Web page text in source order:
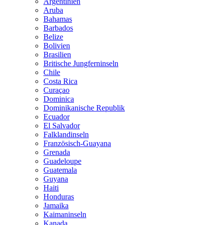
Aruba
Bahamas
Barbados
Belize
Bolivien
Brasilien
Britische Jungferninseln
Chile
Costa Rica
Curaçao
Dominica
Dominikanische Republik
Ecuador
El Salvador
Falklandinseln
Französisch-Guayana
Grenada
Guadeloupe
Guatemala
Guyana
Haiti
Honduras
Jamaika
Kaimaninseln
Kanada